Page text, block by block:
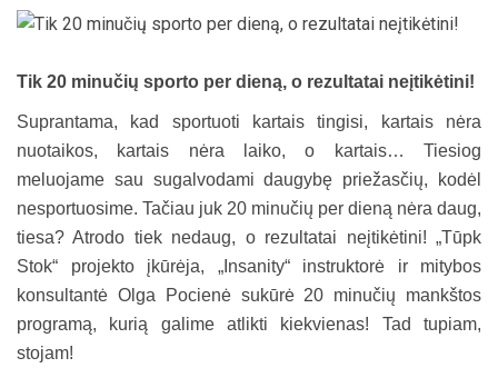
Tik 20 minučių sporto per dieną, o rezultatai neįtikėtini!
Suprantama, kad sportuoti kartais tingisi, kartais nėra
nuotaikos, kartais nėra laiko, o kartais… Tiesiog
meluojame sau sugalvodami daugybę priežasčių, kodėl
nesportuosime. Tačiau juk 20 minučių per dieną nėra daug,
tiesa? Atrodo tiek nedaug, o rezultatai neįtikėtini! „Tūpk
Stok“ projekto įkūrėja, „Insanity“ instruktorė ir mitybos
konsultantė Olga Pocienė sukūrė 20 minučių mankštos
programą, kurią galime atlikti kiekvienas! Tad tupiam,
stojam!